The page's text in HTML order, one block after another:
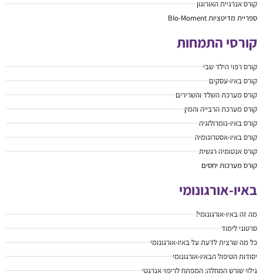
קורס אנרגיית האורוגון
ספריית מדיטציות BIo-Moment
קורסי התמחות
קורס רפוי הילד שבי
קורס באיו-עסקים
קורס מערכת השלד והשרירים
קורס מערכת הרבייה והמין
קורס באיו-נומרולוגיה
קורס באיו-אסטרונומיה
קורס אנטומיה רגשית
קורס מערכות יחסים
באיו-אורגונומי
מה זה באיו-אורגונומי?
סרטוני לימוד
כל מה שרצית לדעת על באיו-אורגונומי
יסודות הטיפול הבאיו-אורגונומי
גילוי שורש המחלה: המפתח לריפוי אנרגטי